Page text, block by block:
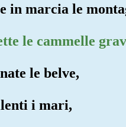
in marcia le
le cammelle
le belve,
i mari,